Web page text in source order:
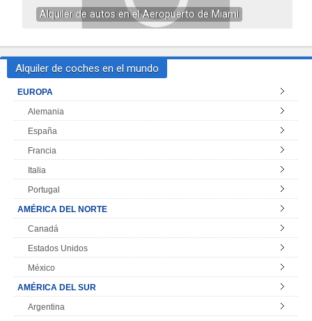
Alquiler de autos en el Aeropuerto de Miami
Alquiler de coches en el mundo
EUROPA
Alemania
España
Francia
Italia
Portugal
AMÉRICA DEL NORTE
Canadá
Estados Unidos
México
AMÉRICA DEL SUR
Argentina